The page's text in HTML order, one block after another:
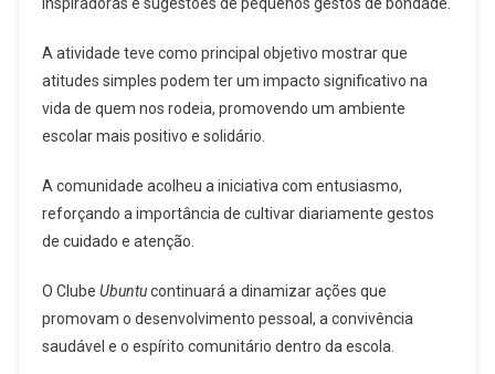
A atividade teve como principal objetivo mostrar que
atitudes simples podem ter um impacto significativo na
vida de quem nos rodeia, promovendo um ambiente
escolar mais positivo e solidário.
A comunidade acolheu a iniciativa com entusiasmo,
reforçando a importância de cultivar diariamente gestos
de cuidado e atenção.
O Clube Ubuntucontinuará a dinamizar ações que
promovam o desenvolvimento pessoal, a convivência
saudável e o espírito comunitário dentro da escola.